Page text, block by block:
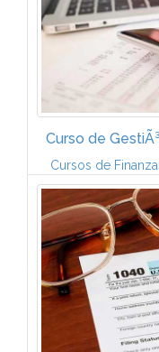
Curso de
Cursos de
El problema de
IntroducciÃ³n.
Conceptos y